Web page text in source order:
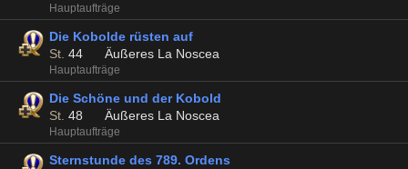
Hauptaufträge
Die Kobolde rüsten auf
St. 44 Äußeres La Noscea
Hauptaufträge
Die Schöne und der Kobold
St. 48 Äußeres La Noscea
Hauptaufträge
Sternstunde des 789. Ordens